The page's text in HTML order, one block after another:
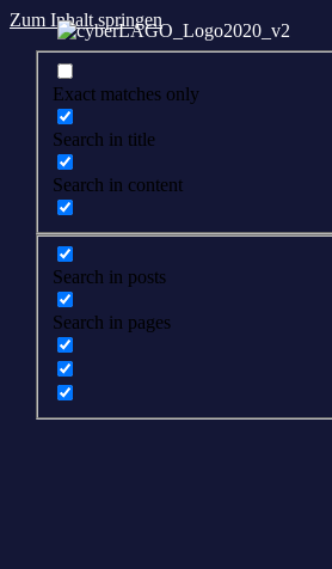
Zum Inhalt springen
Exact matches only
Search in title
Search in content
Search in posts
Search in pages